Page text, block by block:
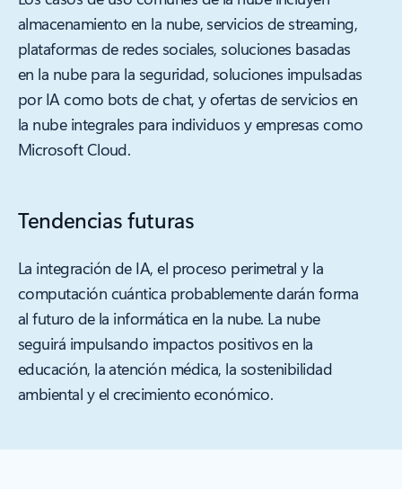
almacenamiento en la nube, servicios de streaming,
plataformas de redes sociales, soluciones basadas
en la nube para la seguridad, soluciones impulsadas
por IA como bots de chat, y ofertas de servicios en
la nube integrales para individuos y empresas como
Microsoft Cloud.
Tendencias futuras
La integración de IA, el proceso perimetral y la
computación cuántica probablemente darán forma
al futuro de la informática en la nube. La nube
seguirá impulsando impactos positivos en la
educación, la atención médica, la sostenibilidad
ambiental y el crecimiento económico.